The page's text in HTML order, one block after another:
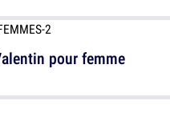
pour femme